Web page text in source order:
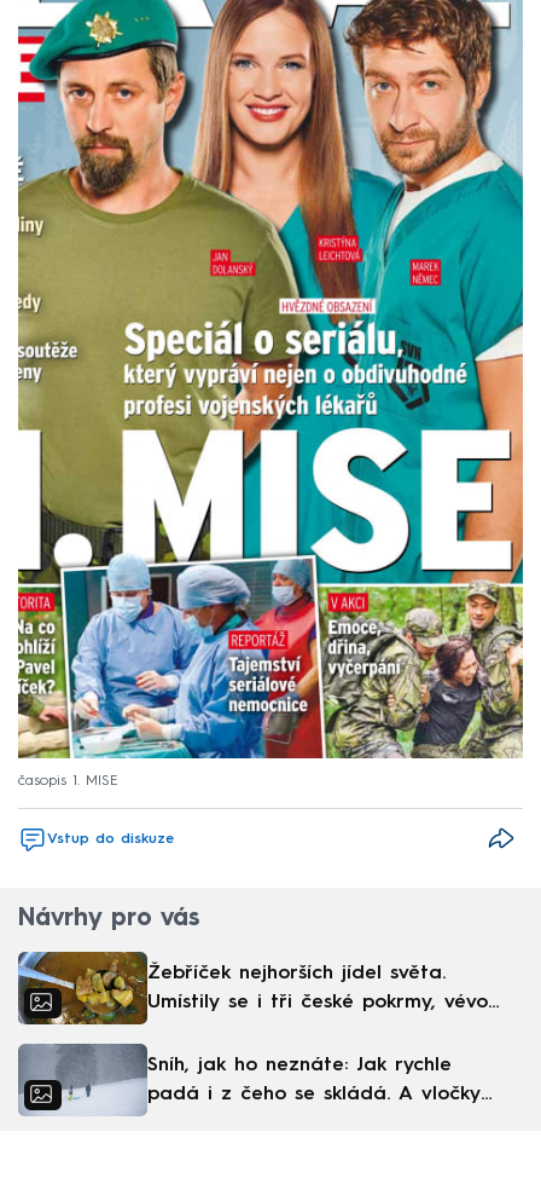
časopis 1. MISE
Vstup do diskuze
Návrhy pro vás
Žebříček nejhorších jídel světa.
Umístily se i tři české pokrmy, vévodí
Sníh, jak ho neznáte: Jak rychle
padá i z čeho se skládá. A vločky